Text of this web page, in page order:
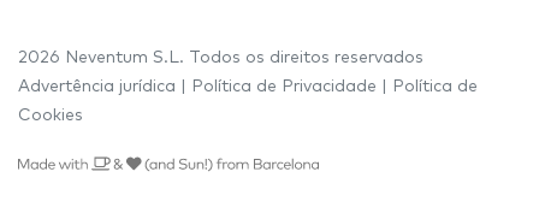
2026 Neventum S.L. Todos os direitos reservados
Advertência jurídica
Política de Privacidade
Política de
Cookies